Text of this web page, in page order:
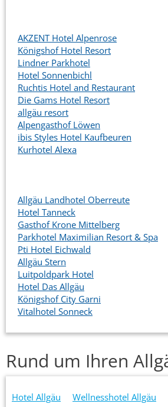
AKZENT Hotel Alpenrose
Königshof Hotel Resort
Lindner Parkhotel
Hotel Sonnenbichl
Ruchtis Hotel and Restaurant
Die Gams Hotel Resort
allgäu resort
Alpengasthof Löwen
ibis Styles Hotel Kaufbeuren
Kurhotel Alexa
Allgäu Landhotel Oberreute
Hotel Tanneck
Gasthof Krone Mittelberg
Parkhotel Maximilian Resort & Spa
Pti Hotel Eichwald
Allgäu Stern
Luitpoldpark Hotel
Hotel Das Allgäu
Königshof City Garni
Vitalhotel Sonneck
Rund um Ihren
Hotel Allgäu
Wellnesshotel Allgäu